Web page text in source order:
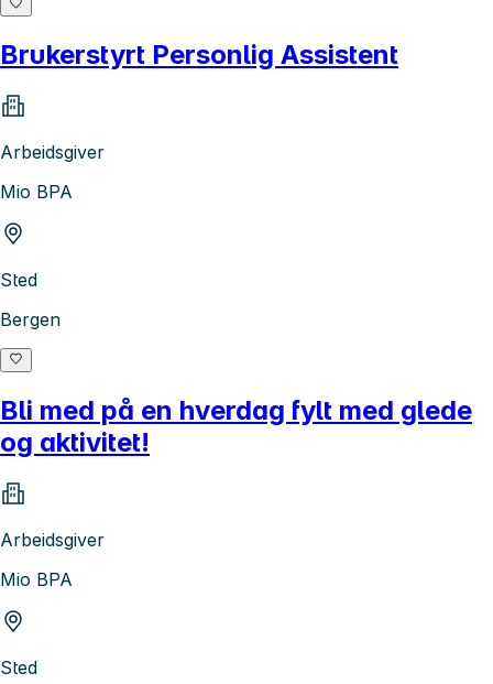
Brukerstyrt Personlig Assistent
Arbeidsgiver
Mio BPA
Sted
Bergen
Bli med på en hverdag fylt med glede
og aktivitet!
Arbeidsgiver
Mio BPA
Sted